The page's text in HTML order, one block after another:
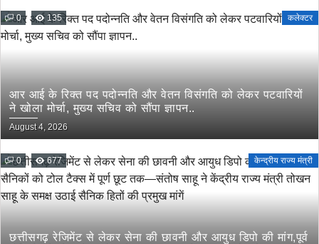
0 135 कलेक्टर
आर आई के रिक्त पद पदोन्नति और वेतन विसंगति को लेकर पटवारियों
ने खोला मोर्चा, मुख्य सचिव को सौंपा ज्ञापन..
August 4, 2026
0 677 केन्द्रीय राज्य मंत्री
छत्तीसगढ़ रेजिमेंट से लेकर सेना की छावनी और आयुध डिपो की मांग,पूर्व